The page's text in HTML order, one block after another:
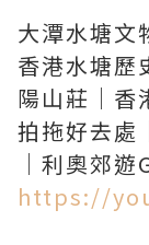
大潭水塘文
香港水塘歷
陽山莊｜香
拍拖好去處
https://